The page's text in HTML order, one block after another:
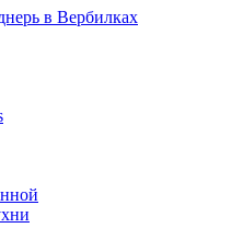
в Вербилках